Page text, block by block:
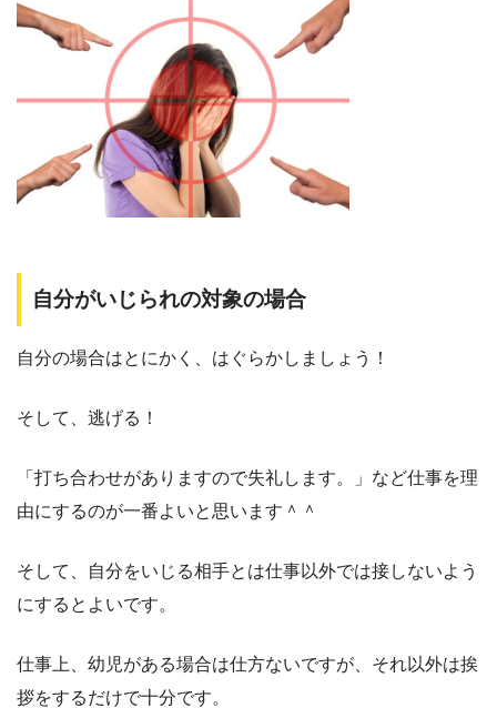
自分がいじられの対象の場合
自分の場合はとにかく、はぐらかしましょう！
そして、逃げる！
「打ち合わせがありますので失礼します。」など仕事を理
由にするのが一番よいと思います＾＾
そして、自分をいじる相手とは仕事以外では接しないよう
にするとよいです。
仕事上、幼児がある場合は仕方ないですが、それ以外は挨
拶をするだけで十分です。